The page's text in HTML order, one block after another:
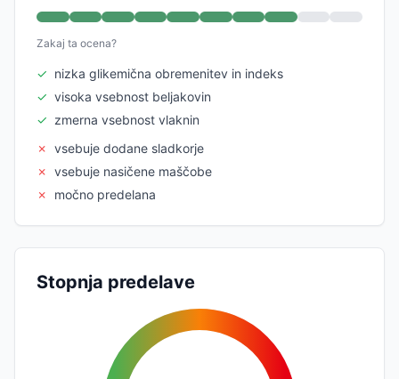
Zakaj ta ocena?
✓ nizka glikemična obremenitev in indeks
✓ visoka vsebnost beljakovin
✓ zmerna vsebnost vlaknin
✗ vsebuje dodane sladkorje
✗ vsebuje nasičene maščobe
✗
močno predelana
Stopnja predelave